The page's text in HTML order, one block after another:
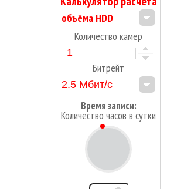
Количество камер
Битрейт
Время записи:
Количество часов в сутки